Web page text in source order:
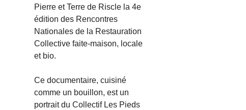
Pierre et Terre de Riscle la 4e
édition des Rencontres
Nationales de la Restauration
Collective faite-maison, locale
et bio.
Ce documentaire, cuisiné
comme un bouillon, est un
portrait du Collectif Les Pieds